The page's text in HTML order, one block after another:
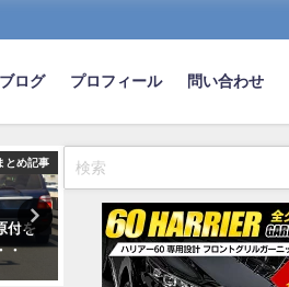
ブログ プロフィール 問い合わせ
とめ記事
付を
・
ワイ「車はポルシェ911、時計は
パテックフィリップ」←これ
2019-04-21